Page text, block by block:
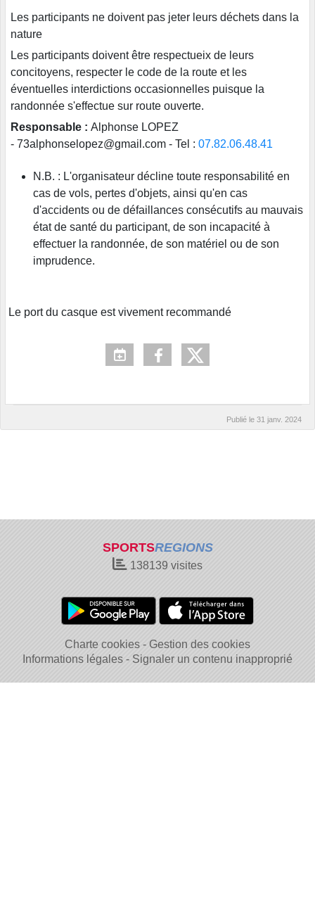
Les participants ne doivent pas jeter leurs déchets dans la
nature
Les participants doivent être respectueix de leurs
concitoyens, respecter le code de la route et les
éventuelles interdictions occasionnelles puisque la
randonnée s'effectue sur route ouverte.
Responsable : Alphonse LOPEZ
- 73alphonselopez@gmail.com - Tel : 07.82.06.48.41
N.B. : L'organisateur décline toute responsabilité en
cas de vols, pertes d'objets, ainsi qu'en cas
d'accidents ou de défaillances consécutifs au mauvais
état de santé du participant, de son incapacité à
effectuer la randonnée, de son matériel ou de son
imprudence.
Le port du casque est vivement recommandé
Publié le 31 janv. 2024
SPORTSREGIONS
138139 visites
Charte cookies
Gestion des cookies
Informations légales
Signaler un contenu inapproprié